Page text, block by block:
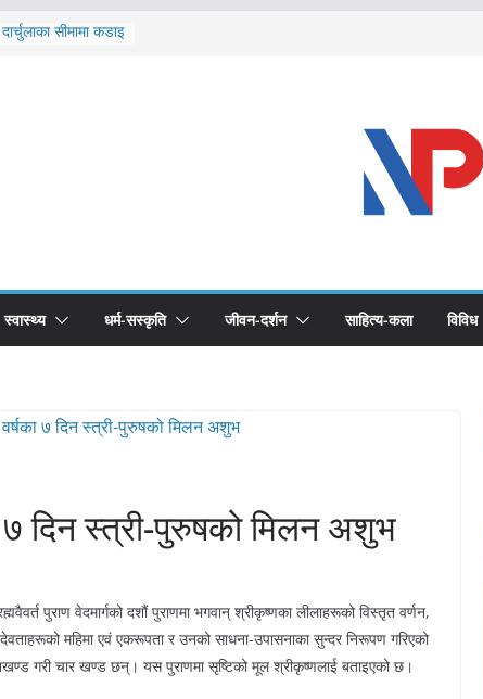
सीमामा कडाइ
स्वास्थ्य धर्म-सस्कृति जीवन-दर्शन साहित्य-कला विविध
७ दिन स्त्री-पुरुषको मिलन अशुभ
पुराण वेदमार्गको दशौं पुराणमा भगवान् श्रीकृष्णका लीलाहरूको विस्तृत वर्णन,
महिमा एवं एकरूपता र उनको साधना-उपासनाका सुन्दर निरूपण गरिएको
गरी चार खण्ड छन्। यस पुराणमा सृष्टिको मूल श्रीकृष्णलाई बताइएको छ।